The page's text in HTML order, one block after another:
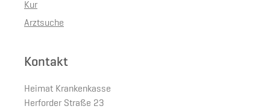
Kur
Arztsuche
Kontakt
Heimat Krankenkasse
Herforder Straße 23